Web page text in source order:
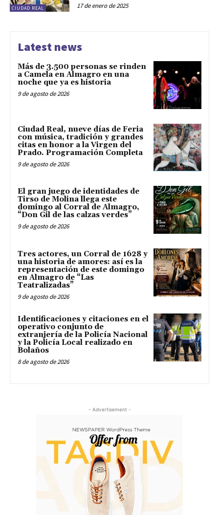
CIUDAD REAL 17 de enero de 2025
Latest news
Más de 3.500 personas se rinden
a Camela en Almagro en una
noche que ya es historia
9 de agosto de 2026
Ciudad Real, nueve días de Feria
con música, tradición y grandes
citas en honor a la Virgen del
Prado. Programación Completa
9 de agosto de 2026
El gran juego de identidades de
Tirso de Molina llega este
domingo al Corral de Almagro,
“Don Gil de las calzas verdes”
9 de agosto de 2026
Tres actores, un Corral de 1628 y
una historia de amores: así es la
representación de este domingo
en Almagro de “Las
Teatralizadas”
9 de agosto de 2026
Identificaciones y citaciones en el
operativo conjunto de
extranjería de la Policía Nacional
y la Policía Local realizado en
Bolaños
8 de agosto de 2026
- Advertisement -